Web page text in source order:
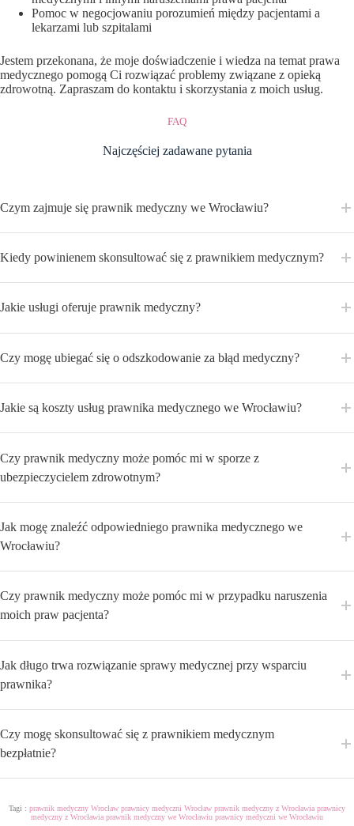
Pomoc w negocjowaniu porozumień między pacjentami a
lekarzami lub szpitalami
Jestem przekonana, że moje doświadczenie i wiedza na temat prawa
medycznego pomogą Ci rozwiązać problemy związane z opieką
zdrowotną. Zapraszam do kontaktu i skorzystania z moich usług.
FAQ
Najczęściej zadawane pytania
Czym zajmuje się prawnik medyczny we Wrocławiu?
Kiedy powinienem skonsultować się z prawnikiem medycznym?
Jakie usługi oferuje prawnik medyczny?
Czy mogę ubiegać się o odszkodowanie za błąd medyczny?
Jakie są koszty usług prawnika medycznego we Wrocławiu?
Czy prawnik medyczny może pomóc mi w sporze z
ubezpieczycielem zdrowotnym?
Jak mogę znaleźć odpowiedniego prawnika medycznego we
Wrocławiu?
Czy prawnik medyczny może pomóc mi w przypadku naruszenia
moich praw pacjenta?
Jak długo trwa rozwiązanie sprawy medycznej przy wsparciu
prawnika?
Czy mogę skonsultować się z prawnikiem medycznym
bezpłatnie?
Tagi : prawnik medyczny Wrocław prawnicy medyczni Wrocław prawnik medyczny z Wrocławia prawnicy
medyczny z Wrocławia prawnik medyczny we Wrocławiu prawnicy medyczni we Wrocławiu